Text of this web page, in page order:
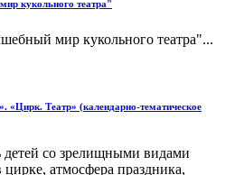
кукольного театра"
мир кукольного театра"...
«Цирк. Театр» (календарно-тематическое
со зрелищными видами
атмосфера праздника,